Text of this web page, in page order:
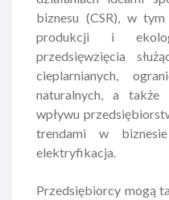
biznesu (CSR), w tym
produkcji i
przedsięwzięcia
cieplarnianych,
naturalnych, a także
wpływu
trendami w
elektryfikacja.
Przedsiębiorcy mogą